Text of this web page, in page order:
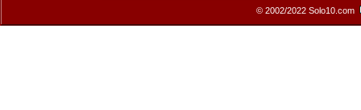
© 2002/2022 Solo10.com